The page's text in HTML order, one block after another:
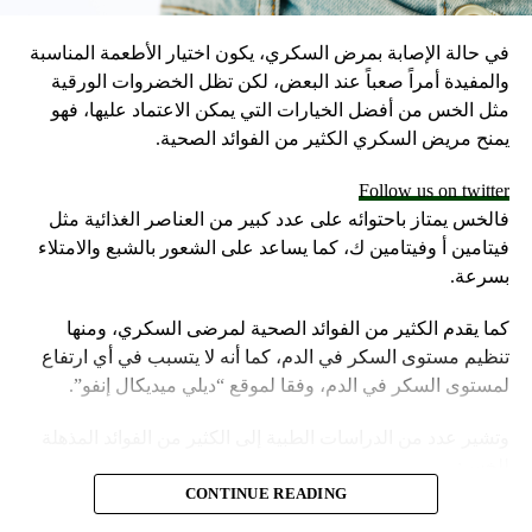
في حالة الإصابة بمرض السكري، يكون اختيار الأطعمة المناسبة
والمفيدة أمراً صعباً عند البعض، لكن تظل الخضروات الورقية
مثل الخس من أفضل الخيارات التي يمكن الاعتماد عليها، فهو
يمنح مريض السكري الكثير من الفوائد الصحية.
Follow us on twitter
فالخس يمتاز باحتوائه على عدد كبير من العناصر الغذائية مثل
فيتامين أ وفيتامين ك، كما يساعد على الشعور بالشبع والامتلاء
بسرعة.
كما يقدم الكثير من الفوائد الصحية لمرضى السكري، ومنها
تنظيم مستوى السكر في الدم، كما أنه لا يتسبب في أي ارتفاع
لمستوى السكر في الدم، وفقا لموقع “ديلي ميديكال إنفو”.
تناول الخس يساعد على الوقاية من الإصابة بمرض السكري من
CONTINUE READING